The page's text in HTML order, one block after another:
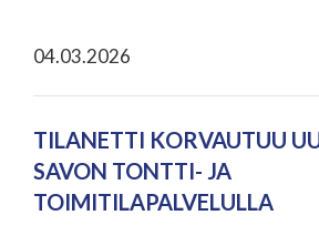
04.03.2026
TILANETTI KORVAUTUU
SAVON TONTTI- JA
TOIMITILAPALVELULLA